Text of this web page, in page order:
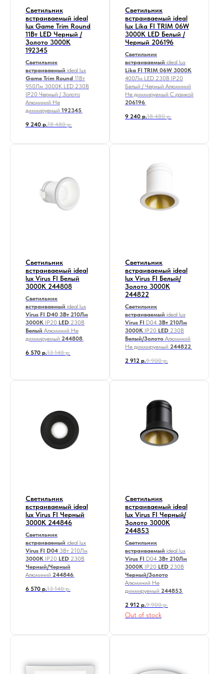
Светильник
встраиваемый ideal
lux Game Trim Round
11Вт LED Черный /
Золото 3000К
192345
Светильник
встраиваемый ideal lux
Game Trim Round 11Вт
950Лм 3000К LED 230В
IP20 Черный / Золото
Алюминий Не
диммируемый 192345.
9 240 р.18 480 р.
Светильник
встраиваемый ideal
lux Lika FI TRIM 06W
3000К LED Белый /
Черный 206196
Светильник
встраиваемый ideal lux
Lika FI TRIM 06W 3000K
400Лм LED 230В IP20
Белый / Черный Алюминий
Не диммируемый С рамкой
206196.
9 240 р.18 480 р.
Светильник
встраиваемый ideal
lux Virus FI Белый
3000К 244808
Светильник
встраиваемый ideal lux
Virus FI D40 3Вт 210Лм
3000К IP20 LED 230В
Белый Алюминий Не
диммируемый 244808.
6 570 р.13 140 р.
Светильник
встраиваемый ideal
lux Virus FI Белый/
Золото 3000К
244822
Светильник
встраиваемый ideal lux
Virus FI D04 3Вт 210Лм
3000К IP20 LED 230В
Белый/Золото Алюминий
Не диммируемый 244822.
2 912 р.9 900 р.
Светильник
встраиваемый ideal
lux Virus FI Черный
3000К 244846
Светильник
встраиваемый ideal lux
Virus FI D04 3Вт 210Лм
3000К IP20 LED 230В
Черный/Черный
Алюминий 244846.
6 570 р.13 140 р.
Светильник
встраиваемый ideal
lux Virus FI Черный/
Золото 3000К
244853
Светильник
встраиваемый ideal lux
Virus FI D04 3Вт 210Лм
3000К IP20 LED 230В
Черный/Золото
Алюминий Не
диммируемый 244853.
2 912 р.9 900 р.
Out of stock